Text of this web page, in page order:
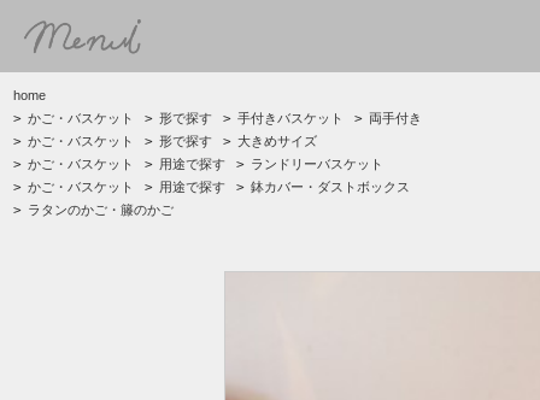
home
> かご・バスケット > 形で探す > 手付きバスケット > 両手付き
> かご・バスケット > 形で探す > 大きめサイズ
> かご・バスケット > 用途で探す > ランドリーバスケット
> かご・バスケット > 用途で探す > 鉢カバー・ダストボックス
> ラタンのかご・籐のかご